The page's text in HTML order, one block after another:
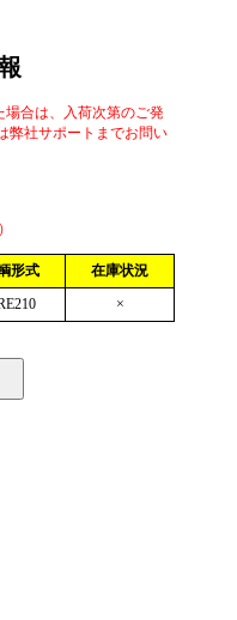
合は、入荷次第のご発
弊社サポートまでお問い
形式
在庫状況
×